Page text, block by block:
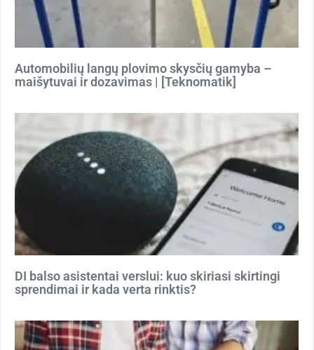
Automobilių langų plovimo skysčių gamyba –
maišytuvai ir dozavimas | [Teknomatik]
DI balso asistentai verslui: kuo skiriasi skirtingi
sprendimai ir kada verta rinktis?